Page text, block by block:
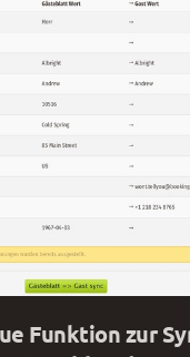
Funktion zur